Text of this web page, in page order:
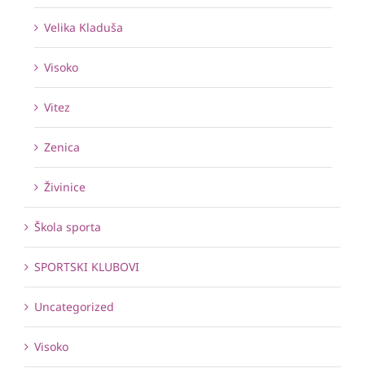
Velika Kladuša
Visoko
Vitez
Zenica
Živinice
Škola sporta
SPORTSKI KLUBOVI
Uncategorized
Visoko